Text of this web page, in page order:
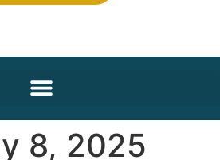
8, 2025